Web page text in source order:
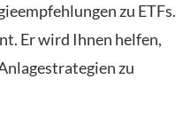
zu ETFs.
Er wird Ihnen helfen,
zu